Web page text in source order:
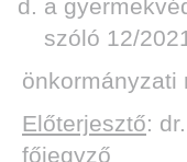
a
szóló 12/
önkormányzati
Előterjesztő:
főjegyző